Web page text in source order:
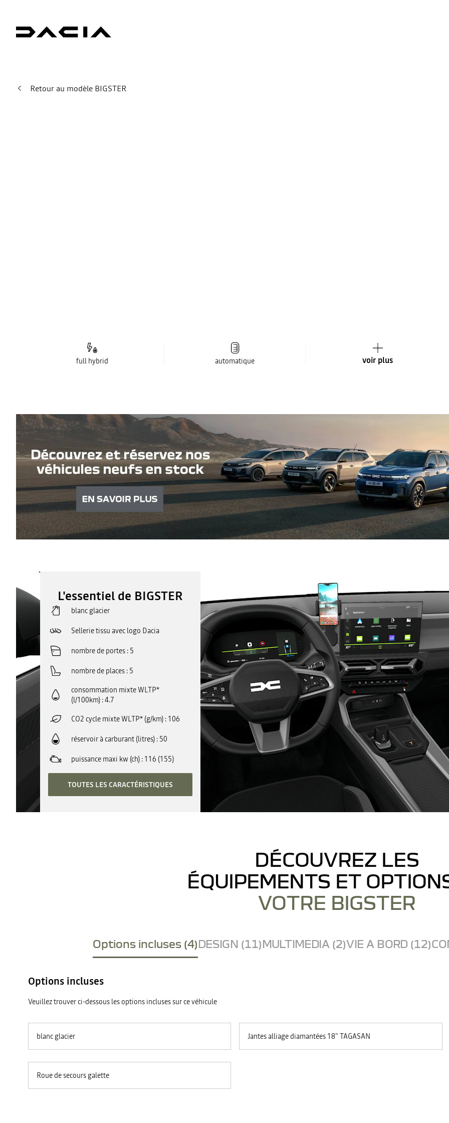
Retour au modèle BIGSTER
full hybrid automatique voir plus
L'essentiel de BIGSTER
blanc glacier
Sellerie tissu avec logo Dacia
nombre de portes 5
nombre de places 5
consommation mixte WLTP*
(l/100km) 4.7
CO2 cycle mixte WLTP* (g/km) 106
réservoir à carburant (litres) 50
puissance maxi kw (ch) 116 (155)
TOUTES LES CARACTÉRISTIQUES
DÉCOUVREZ LES
ÉQUIPEMENTS ET
VOTRE BIGSTER
Options incluses (4)DESIGN (11)MULTIMEDIA (2)VIE A BORD (12)
Options incluses
Veuillez trouver ci-dessous les options incluses sur ce véhicule
blanc glacier Jantes alliage diamantées 18" TAGASAN
Roue de secours galette